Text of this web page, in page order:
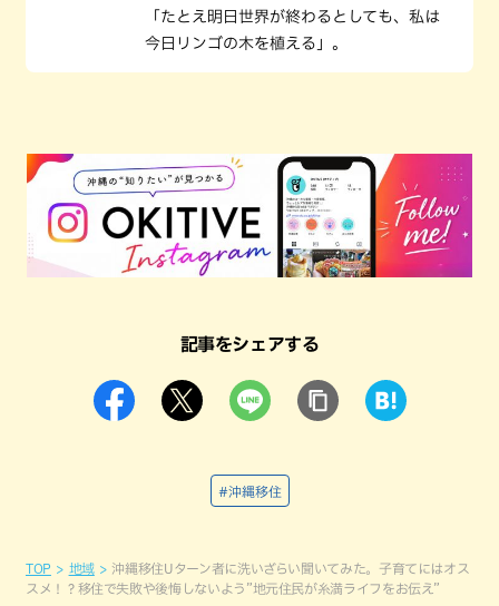
「たとえ明日世界が終わるとしても、私は
今日リンゴの木を植える」。
記事をシェアする
#沖縄移住
TOP 地域
沖縄移住Uターン者に洗いざらい聞いてみた。子育てにはオス
スメ！？移住で失敗や後悔しないよう”地元住民が糸満ライフをお伝え”